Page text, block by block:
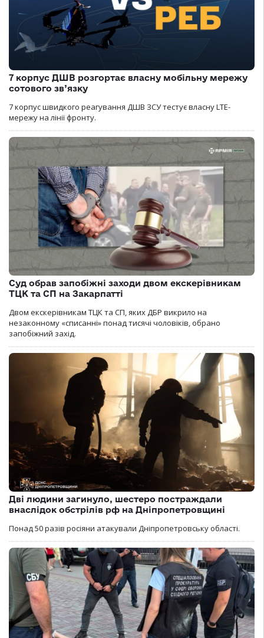
7 корпус ДШВ розгортає власну мобільну мережу
сотового зв’язку
7 корпус швидкого реагування ДШВ ЗСУ тестує власну LTE-
мережу на лінії фронту.
Суд обрав запобіжні заходи двом екскерівникам
ТЦК та СП на Закарпатті
Двом екскерівникам ТЦК та СП, яких ДБР викрило на
незаконному «списанні» понад тисячі чоловіків, обрано
запобіжний захід.
Дві людини загинуло, шестеро постраждали
внаслідок обстрілів рф на Дніпропетровщині
Понад 50 разів росіяни атакували Дніпропетровську області.